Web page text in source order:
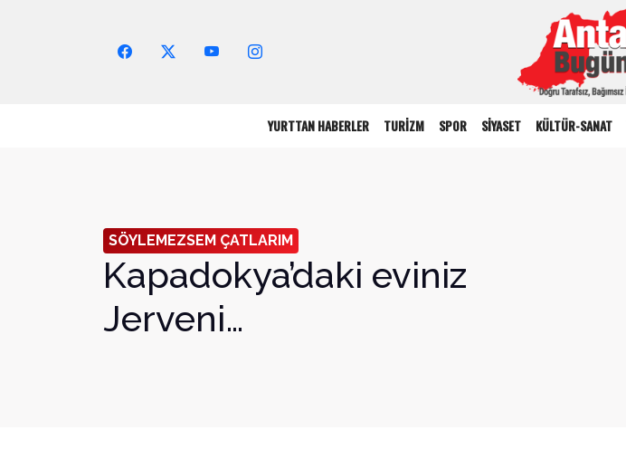
YURTTAN HABERLER TURİZM SPOR SİYASET KÜLTÜR-SANAT
SÖYLEMEZSEM ÇATLARIM
Kapadokya’daki eviniz
Jerveni…
Arama Yap!